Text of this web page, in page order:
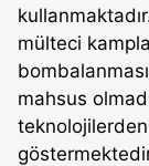
mülteci
mahsus